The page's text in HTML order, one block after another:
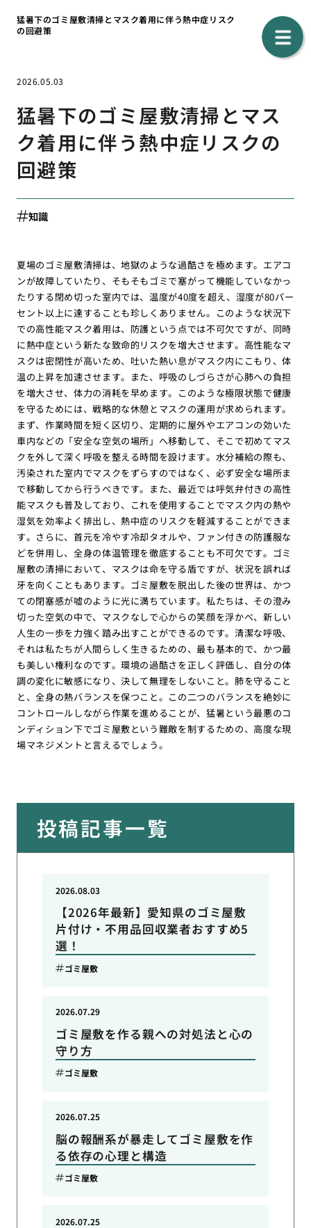
猛暑下のゴミ屋敷清掃とマスク着用に伴う熱中症リスク
の回避策
2026.05.03
猛暑下のゴミ屋敷清掃とマス
ク着用に伴う熱中症リスクの
回避策
知識
夏場のゴミ屋敷清掃は、地獄のような過酷さを極めます。エアコ
ンが故障していたり、そもそもゴミで塞がって機能していなかっ
たりする閉め切った室内では、温度が40度を超え、湿度が80パー
セント以上に達することも珍しくありません。このような状況下
での高性能マスク着用は、防護という点では不可欠ですが、同時
に熱中症という新たな致命的リスクを増大させます。高性能なマ
スクは密閉性が高いため、吐いた熱い息がマスク内にこもり、体
温の上昇を加速させます。また、呼吸のしづらさが心肺への負担
を増大させ、体力の消耗を早めます。このような極限状態で健康
を守るためには、戦略的な休憩とマスクの運用が求められます。
まず、作業時間を短く区切り、定期的に屋外やエアコンの効いた
車内などの「安全な空気の場所」へ移動して、そこで初めてマス
クを外して深く呼吸を整える時間を設けます。水分補給の際も、
汚染された室内でマスクをずらすのではなく、必ず安全な場所ま
で移動してから行うべきです。また、最近では呼気弁付きの高性
能マスクも普及しており、これを使用することでマスク内の熱や
湿気を効率よく排出し、熱中症のリスクを軽減することができま
す。さらに、首元を冷やす冷却タオルや、ファン付きの防護服な
どを併用し、全身の体温管理を徹底することも不可欠です。ゴミ
屋敷の清掃において、マスクは命を守る盾ですが、状況を誤れば
牙を向くこともあります。ゴミ屋敷を脱出した後の世界は、かつ
ての閉塞感が嘘のように光に満ちています。私たちは、その澄み
切った空気の中で、マスクなしで心からの笑顔を浮かべ、新しい
人生の一歩を力強く踏み出すことができるのです。清潔な呼吸、
それは私たちが人間らしく生きるための、最も基本的で、かつ最
も美しい権利なのです。環境の過酷さを正しく評価し、自分の体
調の変化に敏感になり、決して無理をしないこと。肺を守ること
と、全身の熱バランスを保つこと。この二つのバランスを絶妙に
コントロールしながら作業を進めることが、猛暑という最悪のコ
ンディション下でゴミ屋敷という難敵を制するための、高度な現
場マネジメントと言えるでしょう。
投稿記事一覧
【2026年最新】愛知県のゴミ屋敷
片付け・不用品回収業者おすすめ5
選！
2026.08.03
ゴミ屋敷
ゴミ屋敷を作る親への対処法と心の
守り方
2026.07.29
ゴミ屋敷
脳の報酬系が暴走してゴミ屋敷を作
る依存の心理と構造
2026.07.25
ゴミ屋敷
2026.07.25